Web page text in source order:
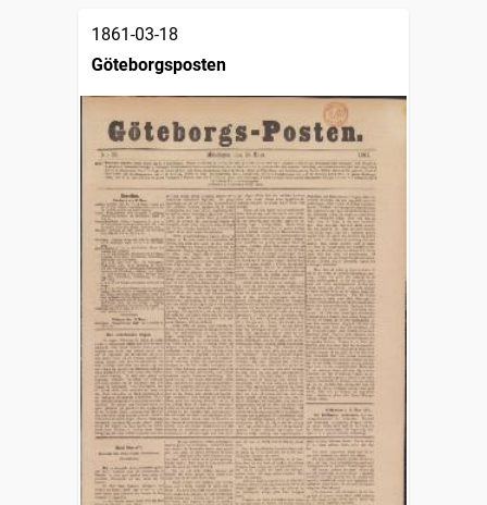
1861-03-18
Göteborgsposten